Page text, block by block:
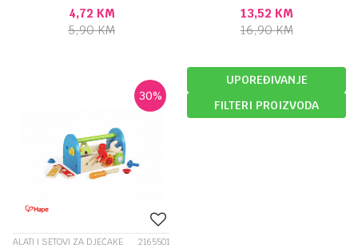
4,72 KM
5,90KM
13,52 KM
16,90KM
30%
ALATI I SETOVI ZA DJEČAKE 2165501
UPOREĐIVANJE
FILTERI PROIZVODA